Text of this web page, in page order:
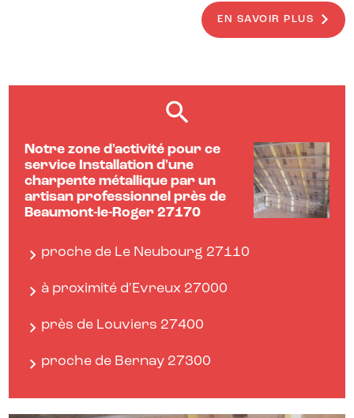
EN SAVOIR PLUS
Notre zone d'activité pour ce
service Installation d'une
charpente métallique par un
artisan professionnel près de
Beaumont-le-Roger 27170
proche de Le Neubourg 27110
à proximité d'Evreux 27000
près de Louviers 27400
proche de Bernay 27300